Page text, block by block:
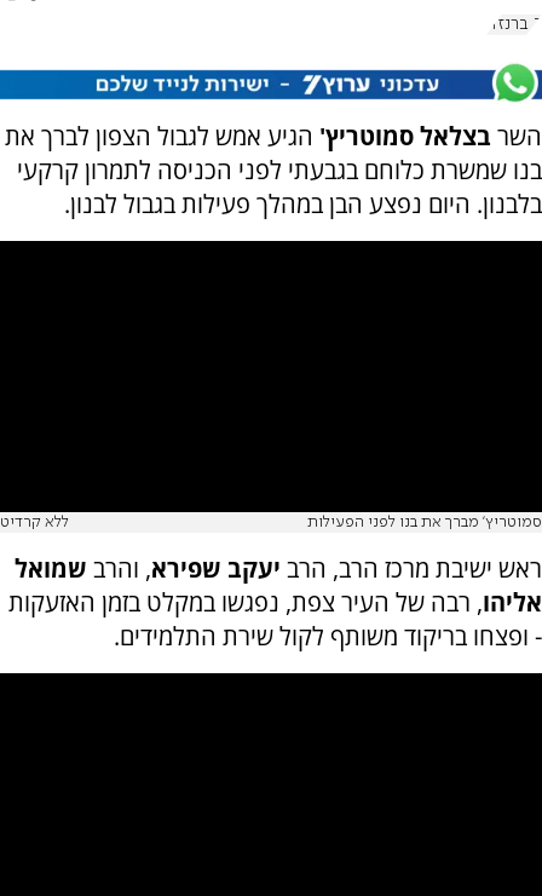
7 ברנז'ה
השר בצלאל סמוטריץ' הגיע אמש לגבול הצפון לברך את
בנו שמשרת כלוחם בגבעתי לפני הכניסה לתמרון קרקעי
בלבנון. היום נפצע הבן במהלך פעילות בגבול לבנון.
סמוטריץ' מברך את בנו לפני הפעילות ללא קרדיט
ראש ישיבת מרכז הרב, הרב יעקב שפירא, והרב שמואל
אליהו, רבה של העיר צפת, נפגשו במקלט בזמן האזעקות
- ופצחו בריקוד משותף לקול שירת התלמידים.